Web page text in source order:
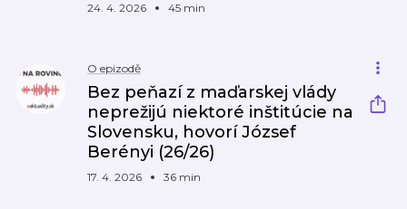
24. 4. 2026 45 min
O epizodě
Bez peňazí z maďarskej vlády
neprežijú niektoré inštitúcie na
Slovensku, hovorí József
Berényi (26/26)
17. 4. 2026 36 min